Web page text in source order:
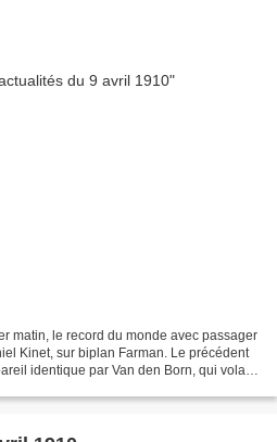
matin, le record du monde avec passager
Kinet, sur biplan Farman. Le précédent
identique par Van den Born, qui vola,